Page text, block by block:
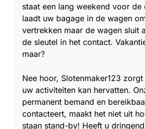
staat een lang weekend voor de
laadt uw bagage in de wagen
vertrekken maar de wagen sluit
de sleutel in het contact.
maar?
Nee hoor, Slotenmaker123
uw activiteiten kan hervatten.
permanent bemand en
contacteert, maakt het niet uit
staan stand-by! Heeft u